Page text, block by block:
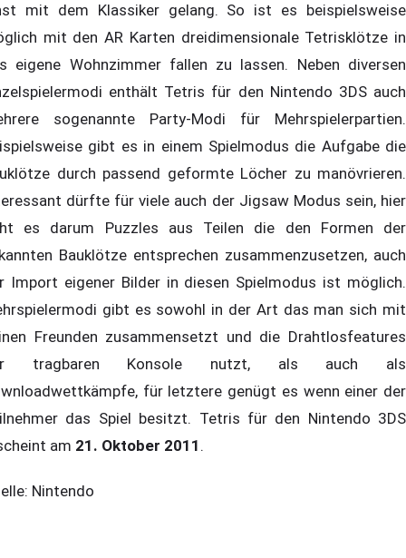
mit dem Klassiker gelang. So ist es beispielsweise
mit den AR Karten dreidimensionale Tetrisklötze in
eigene Wohnzimmer fallen zu lassen. Neben diversen
enthält Tetris für den Nintendo 3DS auch
sogenannte Party-Modi für Mehrspielerpartien.
gibt es in einem Spielmodus die Aufgabe die
durch passend geformte Löcher zu manövrieren.
dürfte für viele auch der Jigsaw Modus sein, hier
es darum Puzzles aus Teilen die den Formen der
Bauklötze entsprechen zusammenzusetzen, auch
Import eigener Bilder in diesen Spielmodus ist möglich.
gibt es sowohl in der Art das man sich mit
Freunden zusammensetzt und die Drahtlosfeatures
tragbaren Konsole nutzt, als auch als
für letztere genügt es wenn einer der
das Spiel besitzt. Tetris für den Nintendo 3DS
am 21. Oktober 2011 .
Nintendo